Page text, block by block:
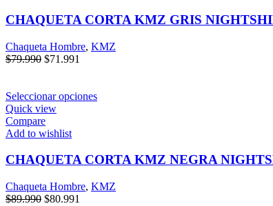
CHAQUETA CORTA KMZ GRIS
Chaqueta Hombre, KMZ
$79.990 $71.991
Seleccionar opciones
Quick view
Compare
Add to wishlist
CHAQUETA CORTA KMZ NEGRA
Chaqueta Hombre, KMZ
$89.990 $80.991